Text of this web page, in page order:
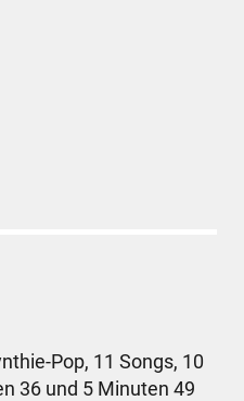
Pop, 11 Songs, 10
36 und 5 Minuten 49